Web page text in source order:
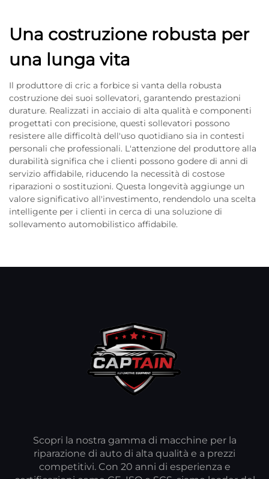
Una costruzione robusta per
una lunga vita
Il produttore di cric a forbice si vanta della robusta
costruzione dei suoi sollevatori, garantendo prestazioni
durature. Realizzati in acciaio di alta qualità e componenti
progettati con precisione, questi sollevatori possono
resistere alle difficoltà dell'uso quotidiano sia in contesti
personali che professionali. L'attenzione del produttore alla
durabilità significa che i clienti possono godere di anni di
servizio affidabile, riducendo la necessità di costose
riparazioni o sostituzioni. Questa longevità aggiunge un
valore significativo all'investimento, rendendolo una scelta
intelligente per i clienti in cerca di una soluzione di
sollevamento automobilistico affidabile.
Scopri la nostra gamma di macchine per la
riparazione di auto di alta qualità e a prezzi
competitivi. Con 20 anni di esperienza e